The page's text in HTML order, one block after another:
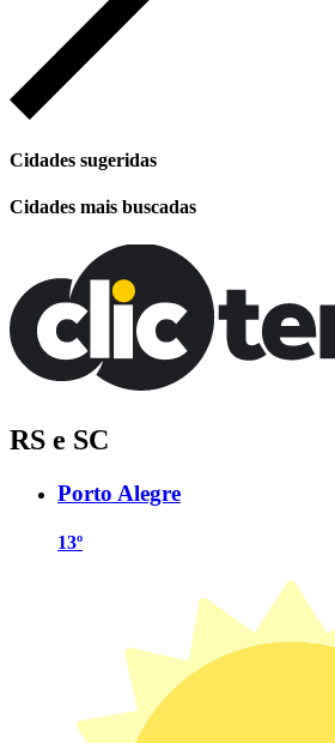
Cidades sugeridas
Cidades mais buscadas
RS e SC
Porto Alegre
13º